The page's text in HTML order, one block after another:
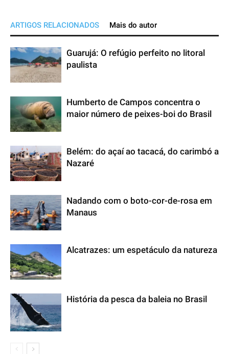
ARTIGOS RELACIONADOS Mais do autor
Guarujá: O refúgio perfeito no litoral
paulista
Humberto de Campos concentra o
maior número de peixes-boi do Brasil
Belém: do açaí ao tacacá, do carimbó a
Nazaré
Nadando com o boto-cor-de-rosa em
Manaus
Alcatrazes: um espetáculo da natureza
História da pesca da baleia no Brasil